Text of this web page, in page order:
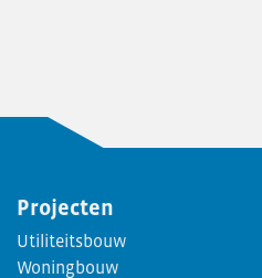
Projecten
Utiliteitsbouw
Woningbouw